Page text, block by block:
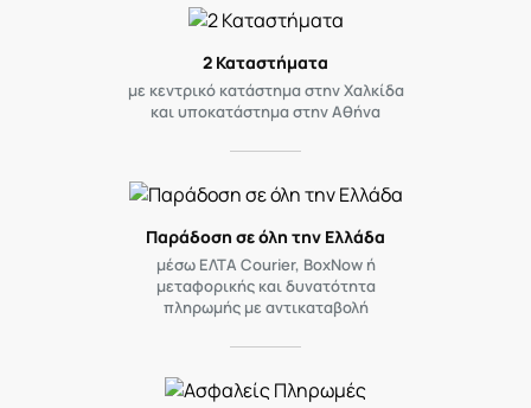
2 Καταστήματα
με κεντρικό κατάστημα στην Χαλκίδα
και υποκατάστημα στην Αθήνα
Παράδοση σε όλη την Ελλάδα
μέσω ΕΛΤΑ Courier, BoxNow ή
μεταφορικής και δυνατότητα
πληρωμής με αντικαταβολή